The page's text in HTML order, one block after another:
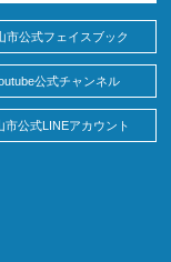
市公式フェイスブック
公式チャンネル
市公式LINEアカウント